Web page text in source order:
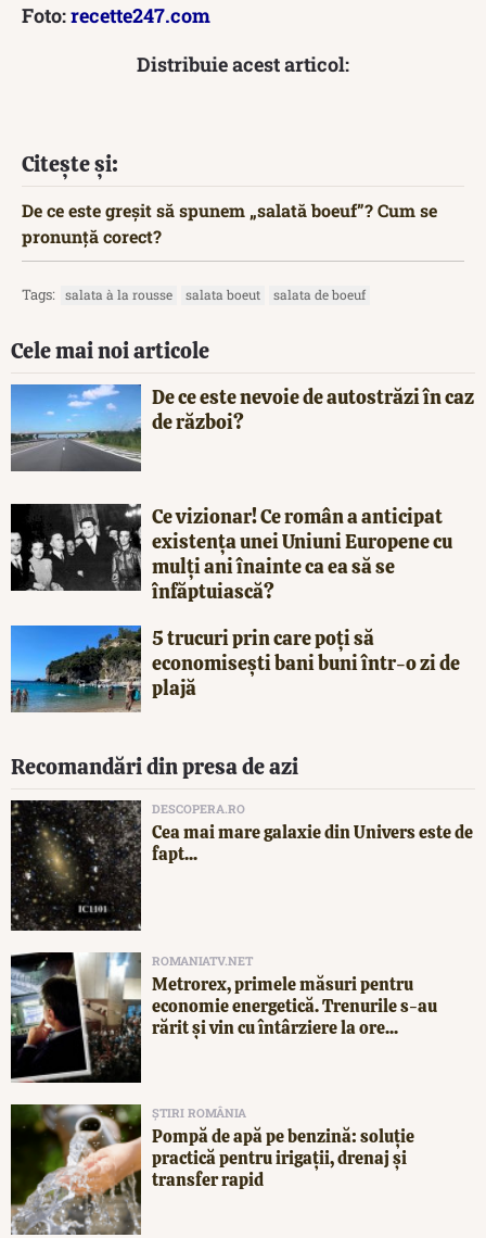
Foto:recette247.com
Distribuie acest articol:
Citește și:
De ce este greșit să spunem „salată boeuf”? Cum se
pronunță corect?
Tags: salata à la rousse salata boeut salata de boeuf
Cele mai noi articole
De ce este nevoie de autostrăzi în caz
de război?
Ce vizionar! Ce român a anticipat
existența unei Uniuni Europene cu
mulți ani înainte ca ea să se
înfăptuiască?
5 trucuri prin care poți să
economisești bani buni într-o zi de
plajă
Recomandări din presa de azi
DESCOPERA.RO
Cea mai mare galaxie din Univers este de
fapt...
ROMANIATV.NET
Metrorex, primele măsuri pentru
economie energetică. Trenurile s-au
rărit și vin cu întârziere la ore...
ȘTIRI ROMÂNIA
Pompă de apă pe benzină: soluție
practică pentru irigații, drenaj și
transfer rapid